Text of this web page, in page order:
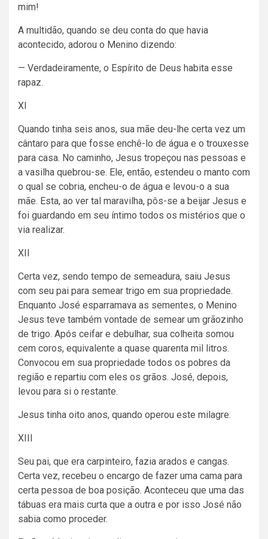
mim!
A multidão, quando se deu conta do que havia
acontecido, adorou o Menino dizendo:
— Verdadeiramente, o Espírito de Deus habita esse
rapaz.
XI
Quando tinha seis anos, sua mãe deu-lhe certa vez um
cântaro para que fosse enchê-lo de água e o trouxesse
para casa. No caminho, Jesus tropeçou nas pessoas e
a vasilha quebrou-se. Ele, então, estendeu o manto com
o qual se cobria, encheu-o de água e levou-o a sua
mãe. Esta, ao ver tal maravilha, pôs-se a beijar Jesus e
foi guardando em seu íntimo todos os mistérios que o
via realizar.
XII
Certa vez, sendo tempo de semeadura, saiu Jesus
com seu pai para semear trigo em sua propriedade.
Enquanto José esparramava as sementes, o Menino
Jesus teve também vontade de semear um grãozinho
de trigo. Após ceifar e debulhar, sua colheita somou
cem coros, equivalente a quase quarenta mil litros.
Convocou em sua propriedade todos os pobres da
região e repartiu com eles os grãos. José, depois,
levou para si o restante.
Jesus tinha oito anos, quando operou este milagre.
XIII
Seu pai, que era carpinteiro, fazia arados e cangas.
Certa vez, recebeu o encargo de fazer uma cama para
certa pessoa de boa posição. Aconteceu que uma das
tábuas era mais curta que a outra e por isso José não
sabia como proceder.